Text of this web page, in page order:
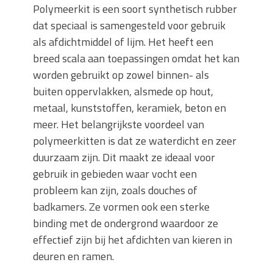
Polymeerkit is een soort synthetisch rubber
dat speciaal is samengesteld voor gebruik
als afdichtmiddel of lijm. Het heeft een
breed scala aan toepassingen omdat het kan
worden gebruikt op zowel binnen- als
buiten oppervlakken, alsmede op hout,
metaal, kunststoffen, keramiek, beton en
meer. Het belangrijkste voordeel van
polymeerkitten is dat ze waterdicht en zeer
duurzaam zijn. Dit maakt ze ideaal voor
gebruik in gebieden waar vocht een
probleem kan zijn, zoals douches of
badkamers. Ze vormen ook een sterke
binding met de ondergrond waardoor ze
effectief zijn bij het afdichten van kieren in
deuren en ramen.